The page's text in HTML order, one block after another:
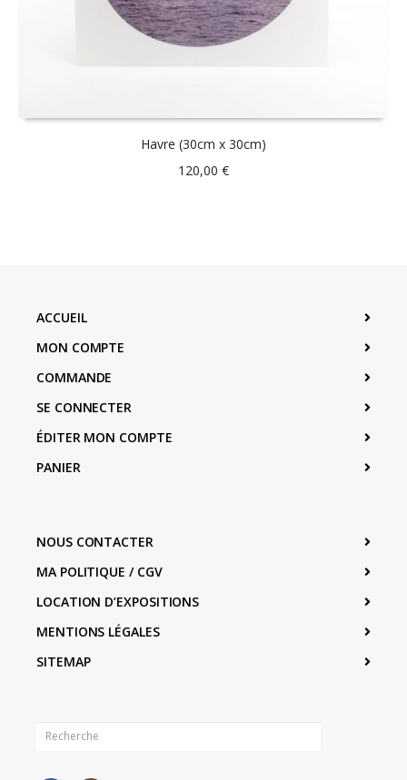
Havre (30cm x 30cm)
120,00 €
ACCUEIL
MON COMPTE
COMMANDE
SE CONNECTER
ÉDITER MON COMPTE
PANIER
NOUS CONTACTER
MA POLITIQUE / CGV
LOCATION D’EXPOSITIONS
MENTIONS LÉGALES
SITEMAP